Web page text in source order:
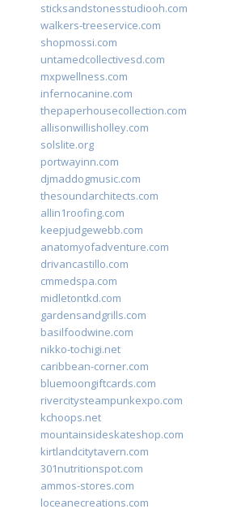
sticksandstonesstudiooh.com
walkers-treeservice.com
shopmossi.com
untamedcollectivesd.com
mxpwellness.com
infernocanine.com
thepaperhousecollection.com
allisonwillisholley.com
solslite.org
portwayinn.com
djmaddogmusic.com
thesoundarchitects.com
allin1roofing.com
keepjudgewebb.com
anatomyofadventure.com
drivancastillo.com
cmmedspa.com
midletontkd.com
gardensandgrills.com
basilfoodwine.com
nikko-tochigi.net
caribbean-corner.com
bluemoongiftcards.com
rivercitysteampunkexpo.com
kchoops.net
mountainsideskateshop.com
kirtlandcitytavern.com
301nutritionspot.com
ammos-stores.com
loceanecreations.com